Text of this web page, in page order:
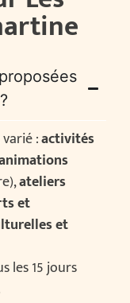
:activités
ateliers
et
et
les 15 jours